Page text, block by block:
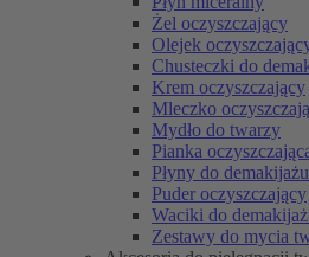
Żel oczyszczający
Olejek
Chusteczki do
Krem oczyszczający
Mleczko
Mydło do twarzy
Pianka
Płyny do demakijażu
Puder oczyszczający
Waciki do
Zestawy do mycia